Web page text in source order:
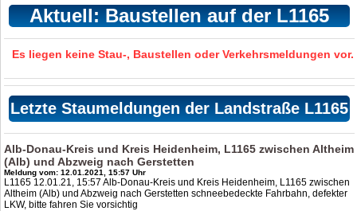
Aktuell: Baustellen auf der L1165
Es liegen keine Stau-, Baustellen oder Verkehrsmeldungen vor.
Letzte Staumeldungen der Landstraße L1165
Alb-Donau-Kreis und Kreis Heidenheim, L1165 zwischen Altheim
(Alb) und Abzweig nach Gerstetten
Meldung vom: 12.01.2021, 15:57 Uhr
L1165 12.01.21, 15:57 Alb-Donau-Kreis und Kreis Heidenheim, L1165 zwischen
Altheim (Alb) und Abzweig nach Gerstetten schneebedeckte Fahrbahn, defekter
LKW, bitte fahren Sie vorsichtig